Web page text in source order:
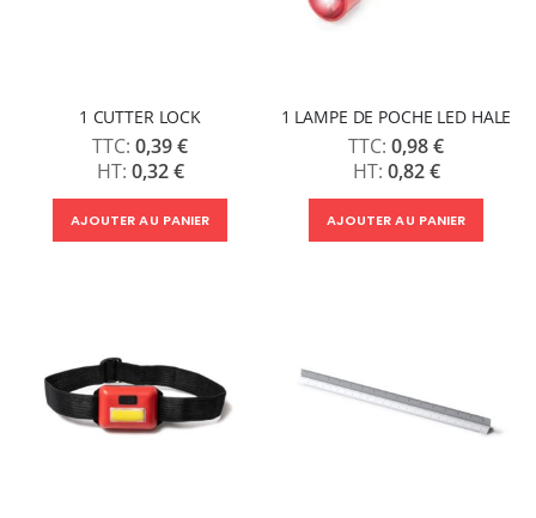
1 CUTTER LOCK
0,39 €
0,32 €
AJOUTER AU PANIER
1 LAMPE DE POCHE LED HALE
0,98 €
0,82 €
AJOUTER AU PANIER